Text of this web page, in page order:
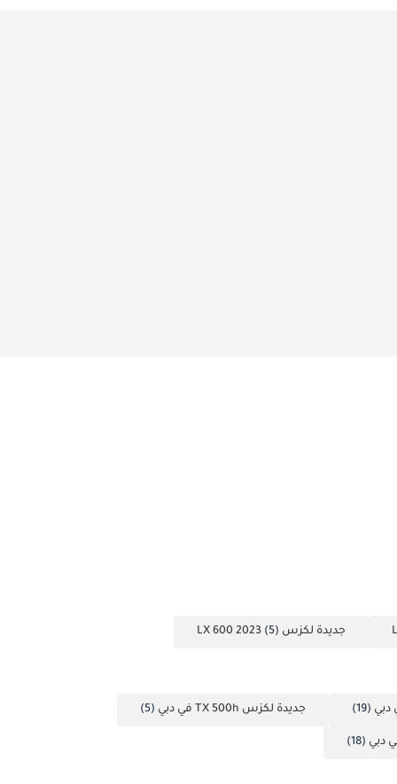
جديدة لكزس LX 600 2023 (5)
(19) جديدة لكزس TX 500h في دبي (5)
(18)